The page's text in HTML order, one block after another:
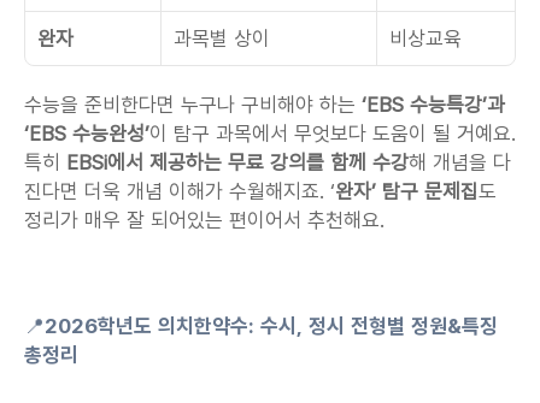
완자
과목별 상이 비상교육
수능을 준비한다면 누구나 구비해야 하는 ‘EBS 수능특강’과
‘EBS 수능완성’이 탐구 과목에서 무엇보다 도움이 될 거예요.
특히 EBSi에서 제공하는 무료 강의를 함께 수강해 개념을 다
진다면 더욱 개념 이해가 수월해지죠. ‘완자’ 탐구 문제집도
정리가 매우 잘 되어있는 편이어서 추천해요.
📍2026학년도 의치한약수: 수시, 정시 전형별 정원&특징
총정리